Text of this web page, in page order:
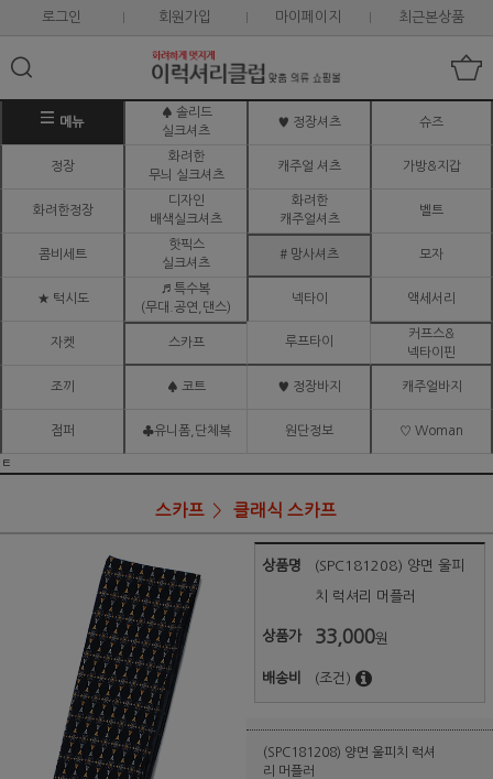
로그인 회원가입 마이페이지 최근본상품
메뉴
♠ 솔리드
실크셔츠
♥ 정장셔츠 슈즈
정장
화려한
무늬 실크셔츠
캐주얼 셔츠 가방&지갑
화려한정장
디자인
배색실크셔츠
화려한
캐주얼셔츠
벨트
콤비세트
핫픽스
실크셔츠
# 망사셔츠 모자
★ 턱시도
♬ 특수복
(무대.공연,댄스)
넥타이 액세서리
자켓 스카프 루프타이
커프스&
넥타이핀
조끼 ♠ 코트 ♥ 정장바지 캐주얼바지
점퍼 ♣유니폼,단체복 원단정보 ♡ Woman
ㅌ
스카프 클래식 스카프
상품명 (SPC181208) 양면 울피
치 럭셔리 머플러
상품가 33,000원
배송비 (조건)
(SPC181208) 양면 울피치 럭셔
리 머플러